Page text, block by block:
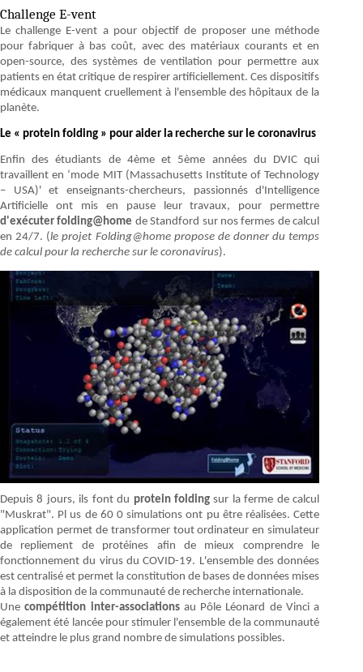
Challenge E-vent
Le challenge E-vent a pour objectif de proposer une méthode
pour fabriquer à bas coût, avec des matériaux courants et en
open-source, des systèmes de ventilation pour permettre aux
patients en état critique de respirer artificiellement. Ces dispositifs
médicaux manquent cruellement à l'ensemble des hôpitaux de la
planète.
Le « protein folding » pour aider la recherche sur le coronavirus
Enfin des étudiants de 4ème et 5ème années du DVIC qui
travaillent en ‘mode MIT (Massachusetts Institute of Technology
– USA)' et enseignants-chercheurs, passionnés d'Intelligence
Artificielle ont mis en pause leur travaux, pour permettre
d'exécuter folding@home de Standford sur nos fermes de calcul
en 24/7. (le projet Folding@home propose de donner du temps
de calcul pour la recherche sur le coronavirus).
Depuis 8 jours, ils font du protein folding sur la ferme de calcul
"Muskrat". Pl us de 60 0 simulations ont pu être réalisées. Cette
application permet de transformer tout ordinateur en simulateur
de repliement de protéines afin de mieux comprendre le
fonctionnement du virus du COVID-19. L'ensemble des données
est centralisé et permet la constitution de bases de données mises
à la disposition de la communauté de recherche internationale.
Unecompétition inter-associationsau Pôle Léonard de Vinci a
également été lancée pour stimuler l'ensemble de la communauté
et atteindre le plus grand nombre de simulations possibles.